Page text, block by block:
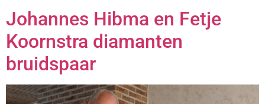
Johannes Hibma en Fetje
Koornstra diamanten
bruidspaar